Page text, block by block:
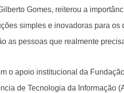
Gomes, reiterou a
simples e inovadoras para os
as pessoas que realmente
o apoio institucional da
de Tecnologia da Informação